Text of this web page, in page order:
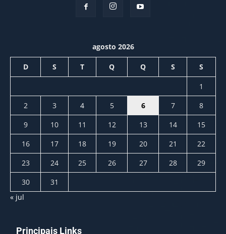
agosto 2026
D S T Q Q S S
1
2
3 4 5 6 7
8
9
10 11 12 13 14
15
16
17 18 19 20 21
22
23
24 25 26 27 28
29
30
31
« jul
Principais Links